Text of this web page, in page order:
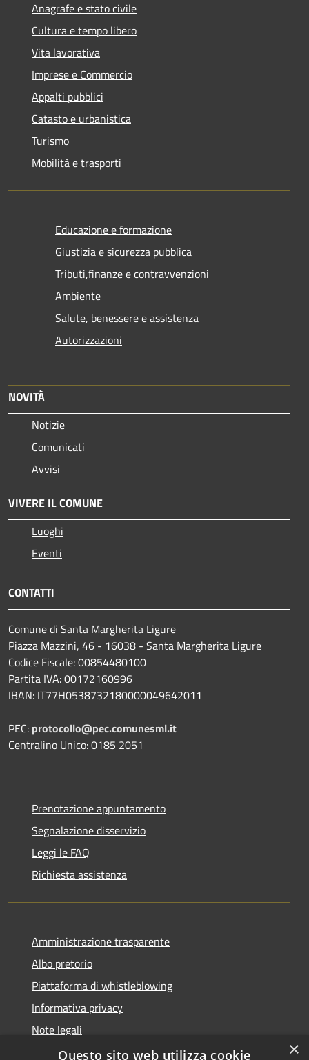
Anagrafe e stato civile
Cultura e tempo libero
Vita lavorativa
Imprese e Commercio
Appalti pubblici
Catasto e urbanistica
Turismo
Mobilità e trasporti
Educazione e formazione
Giustizia e sicurezza pubblica
Tributi,finanze e contravvenzioni
Ambiente
Salute, benessere e assistenza
Autorizzazioni
NOVITÀ
Notizie
Comunicati
Avvisi
VIVERE IL COMUNE
Luoghi
Eventi
CONTATTI
Comune di Santa Margherita Ligure
Piazza Mazzini, 46 - 16038 - Santa Margherita Ligure
Codice Fiscale: 00854480100
Partita IVA: 00172160996
IBAN: IT77H0538732180000049642011
PEC: protocollo@pec.comunesml.it
Centralino Unico: 0185 2051
Prenotazione appuntamento
Segnalazione disservizio
Leggi le FAQ
Richiesta assistenza
Amministrazione trasparente
Albo pretorio
Piattaforma di whistleblowing
Informativa privacy
Note legali
Dichiarazione di accessibilità
×
Questo sito web utilizza cookie